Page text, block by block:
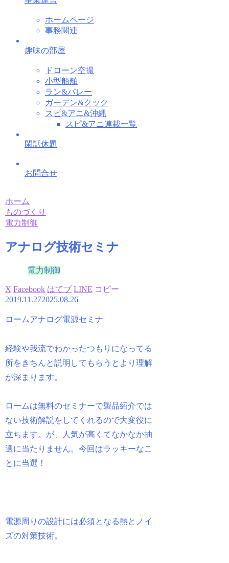
ホームページ
事務関連
趣味の部屋
ドローン空撮
小型船舶
ラン&バレー
ガーデン&クック
スピ&アニ&沖縄
スピ&アニ連載一覧
閑話休題
お問合せ
ホーム
ものづくり
電力制御
アナログ技術セミナ
電力制御
X Facebook はてブ LINE コピー
2019.11.272025.08.26
ロームアナログ電源セミナ
経験や我流でわかったつもりになってる
所をきちんと説明してもらうとより理解
が深まります。
ロームは無料のセミナーで製品紹介では
ない技術解説をしてくれるので大変役に
立ちます。が、人気が高くてなかなか抽
選に当たりません。今回はラッキーなこ
とに当選！
電源周りの設計には必須となる熱とノイ
ズの対策技術。